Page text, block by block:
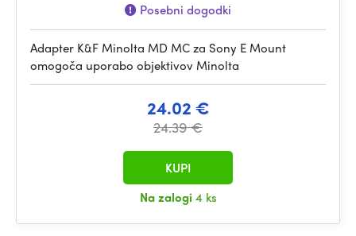
Posebni dogodki
Adapter K&F Minolta MD MC za Sony E Mount
omogoča uporabo objektivov Minolta
24.02 €
24.39 €
Na zalogi 4 ks
KUPI